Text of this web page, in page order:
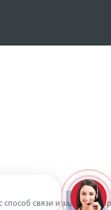
Наверх
связи и задайте